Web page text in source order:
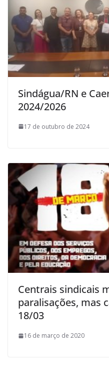
Sindágua/RN e
2024/2026
17 de outubro de 2024
Centrais sindicais
paralisações, mas
18/03
16 de março de 2020